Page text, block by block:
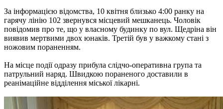
За інформацією відомства, 10 квітня близько 4:00 ранку на
гарячу лінію 102 звернувся місцевий мешканець. Чоловік
повідомив про те, що у власному будинку по вул. Щедріна він
виявив мертвими двох юнаків. Третій був у важкому стані з
ножовим пораненням.
На місце події одразу прибула слідчо-оперативна група та
патрульний наряд. Швидкою пораненого доставили в
реанімаційне відділення міської лікарні.